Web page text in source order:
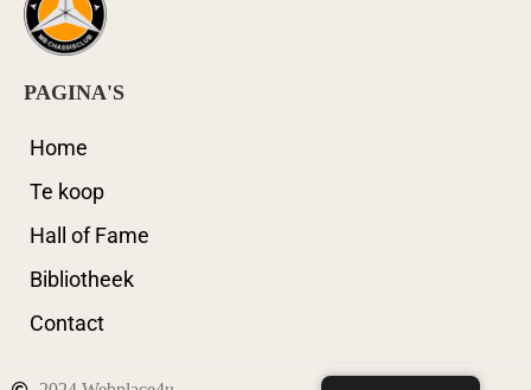
PAGINA'S
Home
Te koop
Hall of Fame
Bibliotheek
Contact